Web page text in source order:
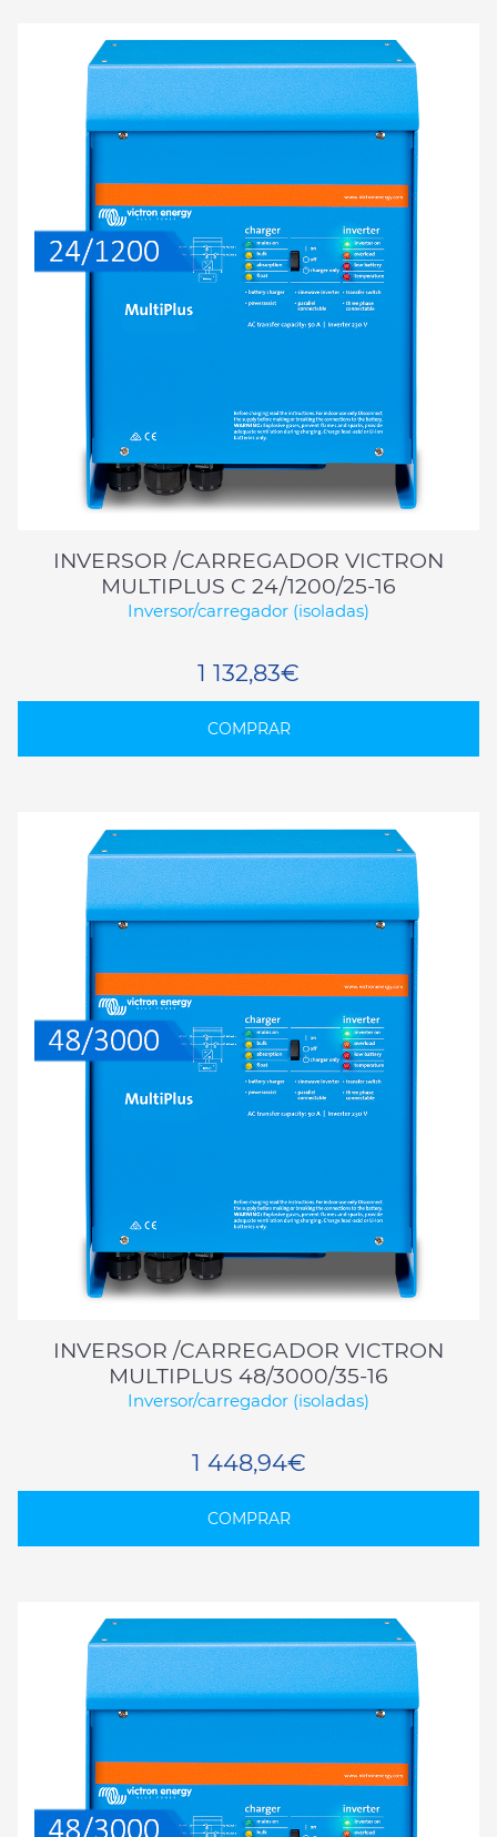
INVERSOR /CARREGADOR VICTRON
MULTIPLUS C 24/1200/25-16
Inversor/carregador (isoladas)
1 132,83€
COMPRAR
INVERSOR /CARREGADOR VICTRON
MULTIPLUS 48/3000/35-16
Inversor/carregador (isoladas)
1 448,94€
COMPRAR